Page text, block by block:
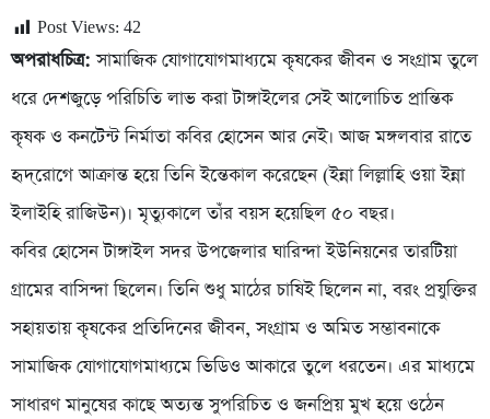
Post Views: 42
অপরাধচিত্র: সামাজিক যোগাযোগমাধ্যমে কৃষকের জীবন ও সংগ্রাম তুলে
ধরে দেশজুড়ে পরিচিতি লাভ করা টাঙ্গাইলের সেই আলোচিত প্রান্তিক
কৃষক ও কনটেন্ট নির্মাতা কবির হোসেন আর নেই। আজ মঙ্গলবার রাতে
হৃদ্‌রোগে আক্রান্ত হয়ে তিনি ইন্তেকাল করেছেন (ইন্না লিল্লাহি ওয়া ইন্না
ইলাইহি রাজিউন)। মৃত্যুকালে তাঁর বয়স হয়েছিল ৫০ বছর।
কবির হোসেন টাঙ্গাইল সদর উপজেলার ঘারিন্দা ইউনিয়নের তারটিয়া
গ্রামের বাসিন্দা ছিলেন। তিনি শুধু মাঠের চাষিই ছিলেন না, বরং প্রযুক্তির
সহায়তায় কৃষকের প্রতিদিনের জীবন, সংগ্রাম ও অমিত সম্ভাবনাকে
সামাজিক যোগাযোগমাধ্যমে ভিডিও আকারে তুলে ধরতেন। এর মাধ্যমে
সাধারণ মানুষের কাছে অত্যন্ত সুপরিচিত ও জনপ্রিয় মুখ হয়ে ওঠেন